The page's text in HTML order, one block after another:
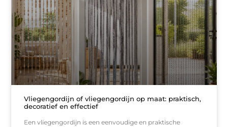
Vliegengordijn of vliegengordijn op maat: praktisch,
decoratief en effectief
Een vliegengordijn is een eenvoudige en praktische